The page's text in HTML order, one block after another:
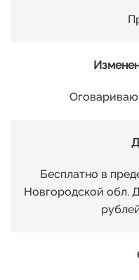
Бесплатно в
Новгородской обл.